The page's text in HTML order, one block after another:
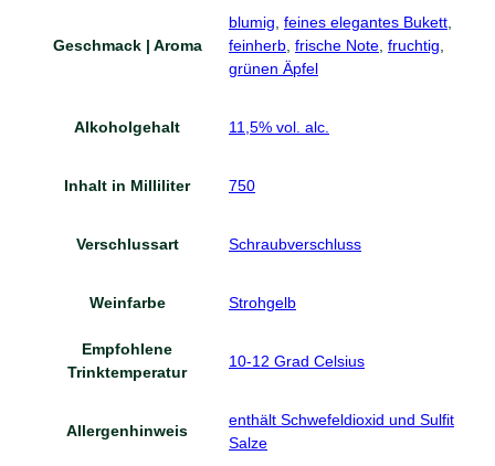
Geschmack | Aroma
blumig feines elegantes Bukett
feinherb frische Note fruchtig
grünen Äpfel
Alkoholgehalt 11,5% vol. alc.
Inhalt in Milliliter 750
Verschlussart Schraubverschluss
Weinfarbe Strohgelb
Empfohlene
Trinktemperatur
10-12 Grad Celsius
Allergenhinweis
enthält Schwefeldioxid und Sulfit
Salze